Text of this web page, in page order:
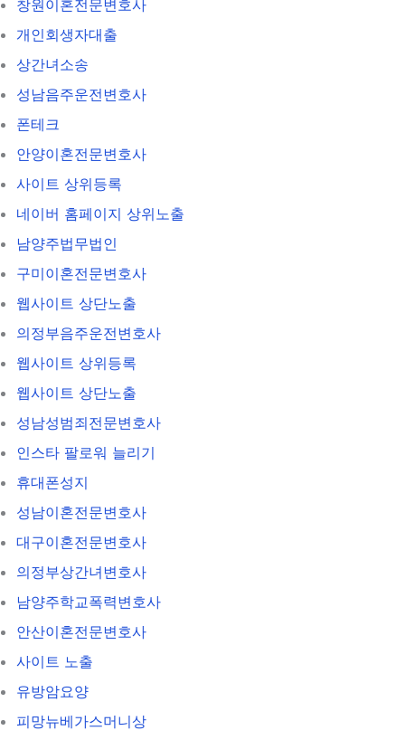
창원이혼전문변호사
개인회생자대출
상간녀소송
성남음주운전변호사
폰테크
안양이혼전문변호사
사이트 상위등록
네이버 홈페이지 상위노출
남양주법무법인
구미이혼전문변호사
웹사이트 상단노출
의정부음주운전변호사
웹사이트 상위등록
웹사이트 상단노출
성남성범죄전문변호사
인스타 팔로워 늘리기
휴대폰성지
성남이혼전문변호사
대구이혼전문변호사
의정부상간녀변호사
남양주학교폭력변호사
안산이혼전문변호사
사이트 노출
유방암요양
피망뉴베가스머니상